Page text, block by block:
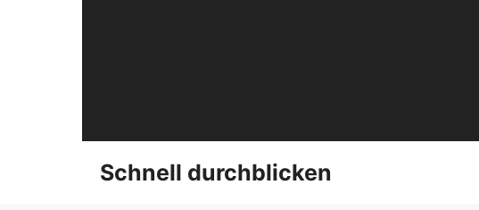
Schnell durchblicken